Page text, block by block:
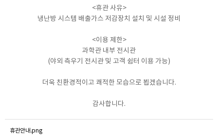
<휴관 사유>
냉난방 시스템 배출가스 저감장치 설치 및 시설 정비
<이용 제한>
과학관 내부 전시관
(야외 측우기 전시관 및 고객 쉼터 이용 가능)
더욱 친환경적이고 쾌적한 모습으로 뵙겠습니다.
감사합니다.
휴관안내.png